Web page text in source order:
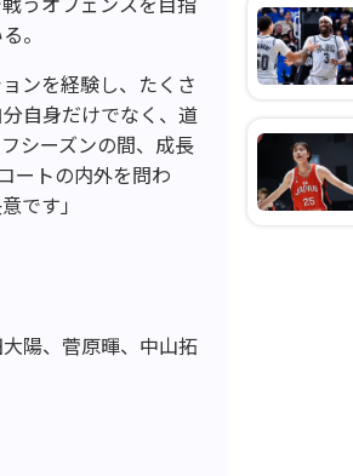
。
ンを経験し、たくさ
自身だけでなく、道
シーズンの間、成長
ートの内外を問わ
です」
陽、菅原暉、中山拓